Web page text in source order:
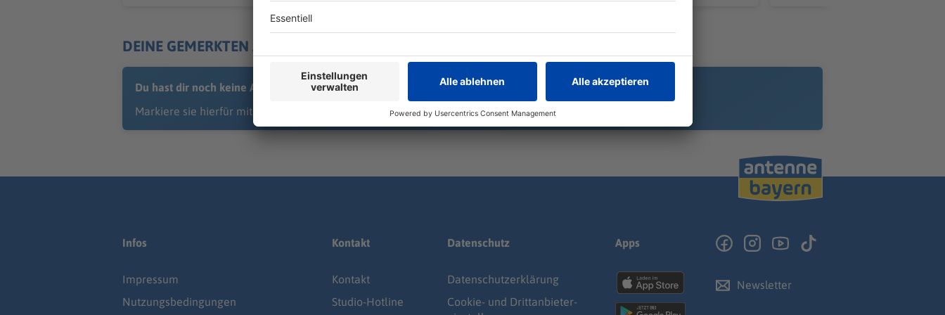
DEINE GEMERKTEN ARTIKEL
Du hast dir noch keine Artikel gemerkt
Markiere sie hierfür mit einem
Infos
Impressum
Nutzungsbedingungen
Kontakt
Kontakt
Studio-Hotline
Datenschutz
Datenschutz­erklärung
Cookie- und Drittanbieter-
Apps
Newsletter